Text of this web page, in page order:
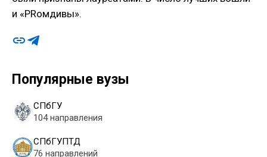
Популярные вузы
СПбГУ
104 направления
СПбГУПТД
76 направлений
и «PRомдивы».